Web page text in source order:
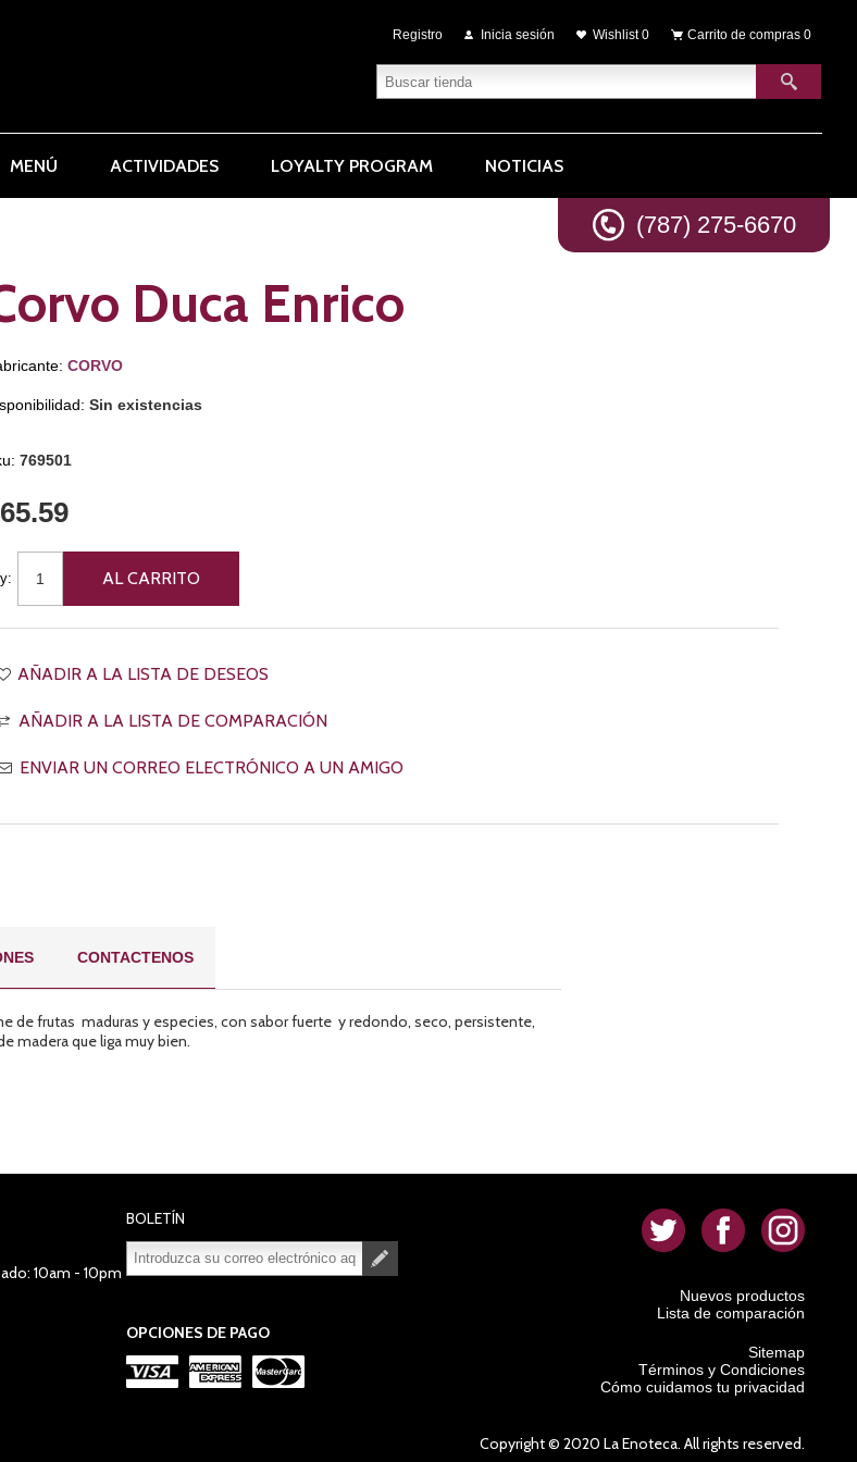
Registro Inicia sesión Wishlist 0 Carrito de compras 0
(787) 275-6670
MENÚ ACTIVIDADES LOYALTY PROGRAM NOTICIAS
Duca Enrico
CORVO
Sin existencias
769501
CONTACTENOS
de frutas maduras y especies, con sabor fuerte y redondo, seco, persistente,
madera que liga muy bien.
10am - 10pm
BOLETÍN
OPCIONES DE PAGO
. . .
Nuevos productos
Lista de comparación
Sitemap
Términos y Condiciones
Cómo cuidamos tu privacidad
Copyright © 2020 La Enoteca. All rights reserved.